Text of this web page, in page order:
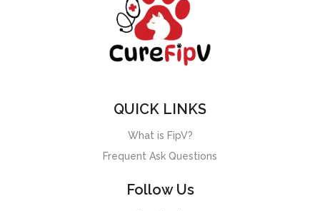
QUICK LINKS
What is FipV?
Frequent Ask Questions
Follow Us